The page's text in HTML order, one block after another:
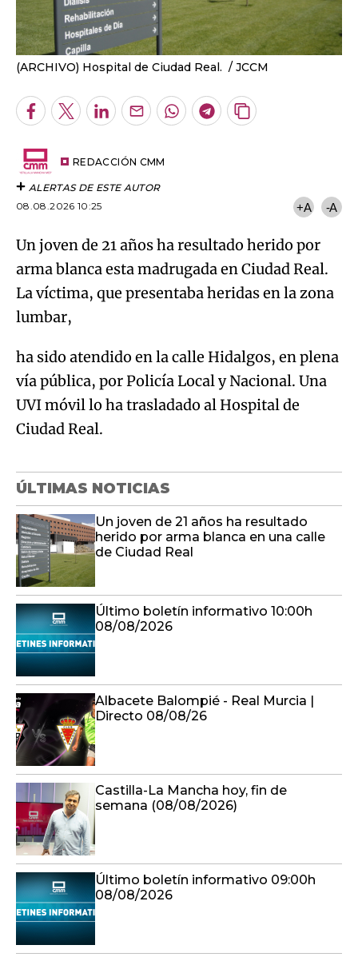
(ARCHIVO) Hospital de Ciudad Real. JCCM
Facebook
TwitterLinkedInEnviarWhatsapp
Telegram
Copiar
REDACCIÓN CMM
ALERTAS DE ESTE AUTOR
08.08.2026 10:25
+A -A
Un joven de 21 años ha resultado herido por
arma blanca esta madrugada en Ciudad Real.
La víctima, que presentaba heridas en la zona
lumbar,
ha sido atendido en la calle Hidalgos, en plena
vía pública, por Policía Local y Nacional. Una
UVI móvil lo ha trasladado al Hospital de
Ciudad Real.
ÚLTIMAS NOTICIAS
Un joven de 21 años ha resultado
herido por arma blanca en una calle
de Ciudad Real
Último boletín informativo 10:00h
08/08/2026
Albacete Balompié - Real Murcia |
Directo 08/08/26
Castilla-La Mancha hoy, fin de
semana (08/08/2026)
Último boletín informativo 09:00h
08/08/2026